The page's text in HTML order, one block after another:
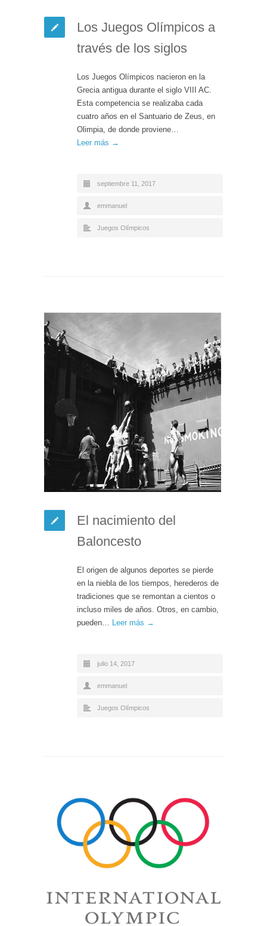
Los Juegos Olímpicos a
través de los siglos
Los Juegos Olímpicos nacieron en la
Grecia antigua durante el siglo VIII AC.
Esta competencia se realizaba cada
cuatro años en el Santuario de Zeus, en
Olimpia, de donde proviene…
Leer más →
septiembre 11, 2017
emmanuel
Juegos Olímpicos
El nacimiento del
Baloncesto
El origen de algunos deportes se pierde
en la niebla de los tiempos, herederos de
tradiciones que se remontan a cientos o
incluso miles de años. Otros, en cambio,
pueden…
Leer más →
julio 14, 2017
emmanuel
Juegos Olímpicos